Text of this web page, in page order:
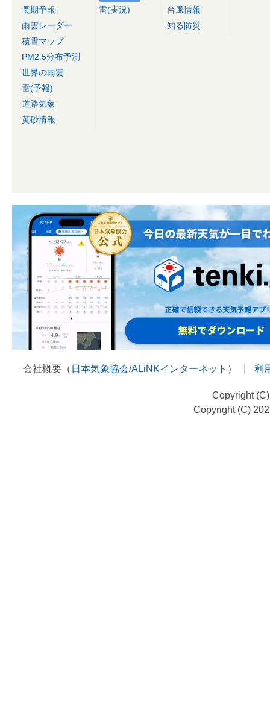
長期予報
雨雲レーダー
積雪マップ
PM2.5分布予測
世界の雨雲
雷(予報)
道路気象
黄砂情報
雷(実況)
台風情報
知る防災
会社概要（ 日本気象協会/ALiNKインターネット ） 利
Copyright
Copyright (C)